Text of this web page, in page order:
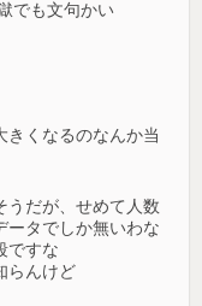
でも文句かい
きくなるのなんか当
うだが、せめて人数
ータでしか無いわな
ですな
らんけど